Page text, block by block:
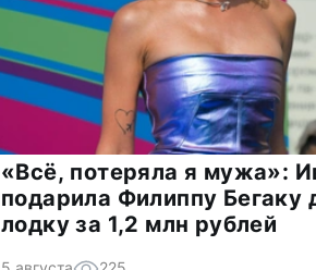
«Всё, потеряла я мужа»:
подарила Филиппу Бегаку
лодку за 1,2 млн рублей